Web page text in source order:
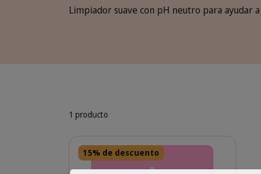
Limpiador suave con pH neutro para ayudar
1 producto
15% de descuento